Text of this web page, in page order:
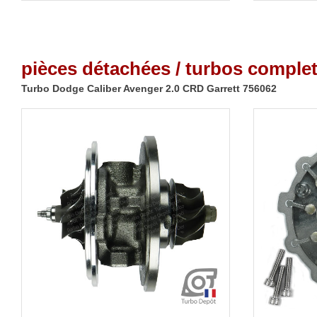
pièces détachées / turbos
Turbo Dodge Caliber Avenger 2.0 CRD Garrett 756062